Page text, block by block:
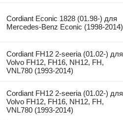
Cordiant Econic 1828 (01.98-) для
Mercedes-Benz Econic (1998-2014)
Cordiant FH12 2-seeria (01.02-) для
Volvo FH12, FH16, NH12, FH,
VNL780 (1993-2014)
Cordiant FH12 2-seeria (01.02-) для
Volvo FH12, FH16, NH12, FH,
VNL780 (1993-2014)